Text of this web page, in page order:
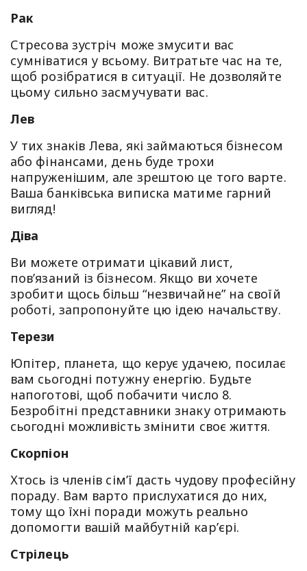
Рак
Стресова зустріч може змусити вас
сумніватися у всьому. Витратьте час на те,
щоб розібратися в ситуації. Не дозволяйте
цьому сильно засмучувати вас.
Лев
У тих знаків Лева, які займаються бізнесом
або фінансами, день буде трохи
напруженішим, але зрештою це того варте.
Ваша банківська виписка матиме гарний
вигляд!
Діва
Ви можете отримати цікавий лист,
пов’язаний із бізнесом. Якщо ви хочете
зробити щось більш “незвичайне” на своїй
роботі, запропонуйте цю ідею начальству.
Терези
Юпітер, планета, що керує удачею, посилає
вам сьогодні потужну енергію. Будьте
напоготові, щоб побачити число 8.
Безробітні представники знаку отримають
сьогодні можливість змінити своє життя.
Скорпіон
Хтось із членів сім’ї дасть чудову професійну
пораду. Вам варто прислухатися до них,
тому що їхні поради можуть реально
допомогти вашій майбутній кар’єрі.
Стрілець